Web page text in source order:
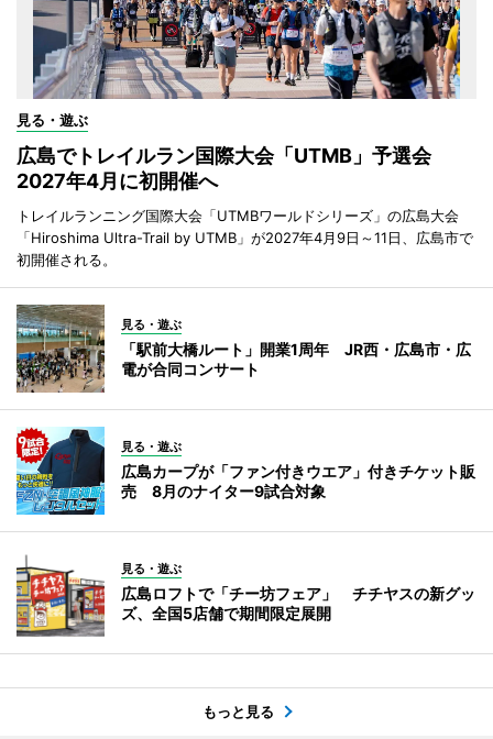
見る・遊ぶ
広島でトレイルラン国際大会「UTMB」予選会
2027年4月に初開催へ
トレイルランニング国際大会「UTMBワールドシリーズ」の広島大会
「Hiroshima Ultra-Trail by UTMB」が2027年4月9日～11日、広島市で
初開催される。
見る・遊ぶ
「駅前大橋ルート」開業1周年 JR西・広島市・広
電が合同コンサート
見る・遊ぶ
広島カープが「ファン付きウエア」付きチケット販
売 8月のナイター9試合対象
見る・遊ぶ
広島ロフトで「チー坊フェア」 チチヤスの新グッ
ズ、全国5店舗で期間限定展開
もっと見る